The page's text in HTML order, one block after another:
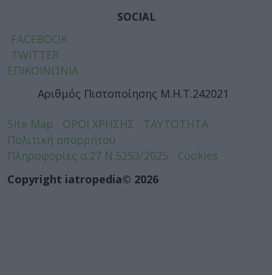
SOCIAL
FACEBOOK
TWITTER
ΕΠΙΚΟΙΝΩΝΙΑ
Αριθμός Πιστοποίησης Μ.Η.Τ.242021
Site Map ΟΡΟΙ ΧΡΗΣΗΣ
ΤΑΥΤΟΤΗΤΑ
Πολιτική απορρήτου
Πληροφορίες α.27 Ν.5253/2025
Cookies
Copyright iatropedia© 2026